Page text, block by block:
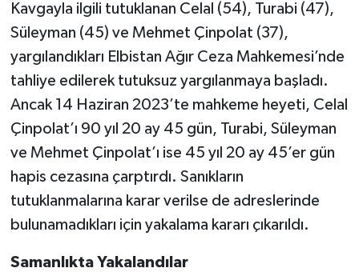
Kavgayla ilgili tutuklanan Celal (54), Turabi (47),
Süleyman (45) ve Mehmet Çinpolat (37),
yargılandıkları Elbistan Ağır Ceza Mahkemesi’nde
tahliye edilerek tutuksuz yargılanmaya başladı.
Ancak 14 Haziran 2023’te mahkeme heyeti, Celal
Çinpolat’ı 90 yıl 20 ay 45 gün, Turabi, Süleyman
ve Mehmet Çinpolat’ı ise 45 yıl 20 ay 45’er gün
hapis cezasına çarptırdı. Sanıkların
tutuklanmalarına karar verilse de adreslerinde
bulunamadıkları için yakalama kararı çıkarıldı.
Samanlıkta Yakalandılar
SEÇİM 2014
KİM KİMDİR
ÇEK GÖNDER
KİTAP
HEDEF2020